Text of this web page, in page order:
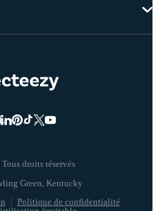
droits réservés
Politique de confidentialité